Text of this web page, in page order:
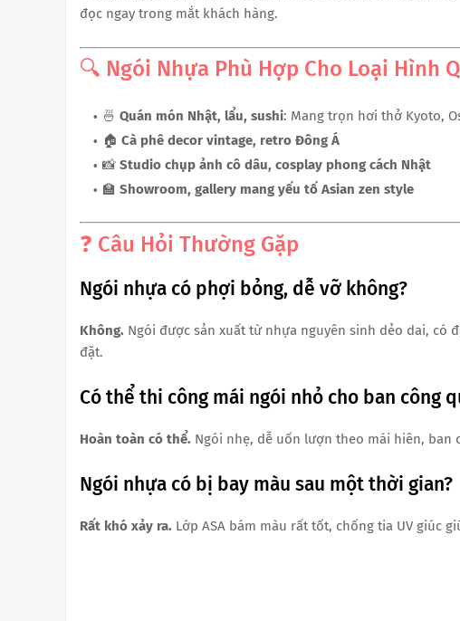
đọc ngay trong mắt khách hàng.
🔍 Ngói Nhựa Phù Hợp Cho Loại Hình
🍜 Quán món Nhật, lẩu, sushi: Mang trọn hơi thở Kyoto,
🏠 Cà phê decor vintage, retro Đông Á
📸 Studio chụp ảnh cô dâu, cosplay phong cách Nhật
🏫 Showroom, gallery mang yếu tố Asian zen style
❓ Câu Hỏi Thường Gặp
Ngói nhựa có phợi bỏng, dễ vỡ không?
Không. Ngói được sản xuất từ nhựa nguyên sinh dẻo dai, có
đặt.
Có thể thi công mái ngói nhỏ cho ban công
Hoàn toàn có thể. Ngói nhẹ, dễ uốn lượn theo mái hiên, ban
Ngói nhựa có bị bay màu sau một thời gian?
Rất khó xảy ra. Lớp ASA bám màu rất tốt, chống tia UV giúc